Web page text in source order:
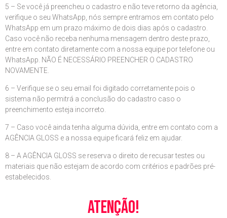
5 – Se você já preencheu o cadastro e não teve retorno da agência,
verifique o seu WhatsApp, nós sempre entramos em contato pelo
WhatsApp em um prazo máximo de dois dias após o cadastro.
Caso você não receba nenhuma mensagem dentro deste prazo,
entre em contato diretamente com a nossa equipe por telefone ou
WhatsApp. NÃO É NECESSÁRIO PREENCHER O CADASTRO
NOVAMENTE.
6 – Verifique se o seu email foi digitado corretamente pois o
sistema não permitrá a conclusão do cadastro caso o
preenchimento esteja incorreto.
7 – Caso você ainda tenha alguma dúvida, entre em contato com a
AGÊNCIA GLOSS e a nossa equipe ficará feliz em ajudar.
8 – A AGÊNCIA GLOSS se reserva o direito de recusar testes ou
materiais que não estejam de acordo com critérios e padrões pré-
estabelecidos.
Atenção!